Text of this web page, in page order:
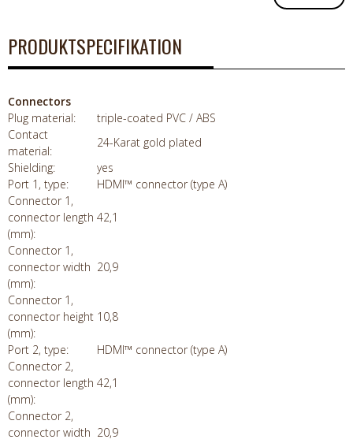
PRODUKTSPECIFIKATION
Connectors
Plug material:
triple-coated PVC / ABS
Contact
material:
24-Karat gold plated
Shielding:
yes
Port 1, type:
HDMI™ connector (type A)
Connector 1,
connector length
(mm):
42,1
Connector 1,
connector width
(mm):
20,9
Connector 1,
connector height
(mm):
10,8
Port 2, type:
HDMI™ connector (type A)
Connector 2,
connector length
(mm):
42,1
Connector 2,
connector width 20,9